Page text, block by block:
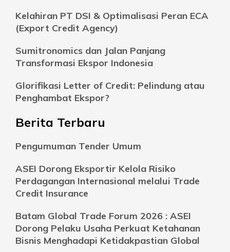
Kelahiran PT DSI & Optimalisasi Peran ECA
(Export Credit Agency)
Sumitronomics dan Jalan Panjang
Transformasi Ekspor Indonesia
Glorifikasi Letter of Credit: Pelindung atau
Penghambat Ekspor?
Berita Terbaru
Pengumuman Tender Umum
ASEI Dorong Eksportir Kelola Risiko
Perdagangan Internasional melalui Trade
Credit Insurance
Batam Global Trade Forum 2026 : ASEI
Dorong Pelaku Usaha Perkuat Ketahanan
Bisnis Menghadapi Ketidakpastian Global